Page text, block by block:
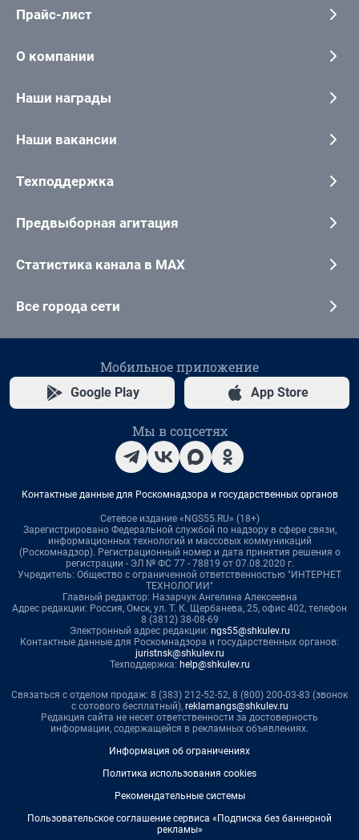
Прайс-лист
О компании
Наши награды
Наши вакансии
Техподдержка
Предвыборная агитация
Статистика канала в MAX
Все города сети
Мобильное приложение
Google Play App Store
Мы в соцсетях
Контактные данные для Роскомнадзора и государственных органов
Сетевое издание «NGS55.RU» (18+)
Зарегистрировано Федеральной службой по надзору в сфере связи,
информационных технологий и массовых коммуникаций
(Роскомнадзор). Регистрационный номер и дата принятия решения о
регистрации - ЭЛ № ФС 77 - 78819 от 07.08.2020 г.
Учредитель: Общество с ограниченной ответственностью "ИНТЕРНЕТ
ТЕХНОЛОГИИ"
Главный редактор: Назарчук Ангелина Алексеевна
Адрес редакции: Россия, Омск, ул. Т. К. Щербанева, 25, офис 402, телефон
8 (3812) 38-08-69
Электронный адрес редакции: ngs55@shkulev.ru
Контактные данные для Роскомнадзора и государственных органов:
juristnsk@shkulev.ru
Техподдержка: help@shkulev.ru
Связаться с отделом продаж: 8 (383) 212-52-52, 8 (800) 200-03-83 (звонок
с сотового бесплатный), reklamangs@shkulev.ru
Редакция сайта не несет ответственности за достоверность
информации, содержащейся в рекламных объявлениях.
Информация об ограничениях
Политика использования cookies
Рекомендательные системы
Пользовательское соглашение сервиса «Подписка без баннерной
рекламы»